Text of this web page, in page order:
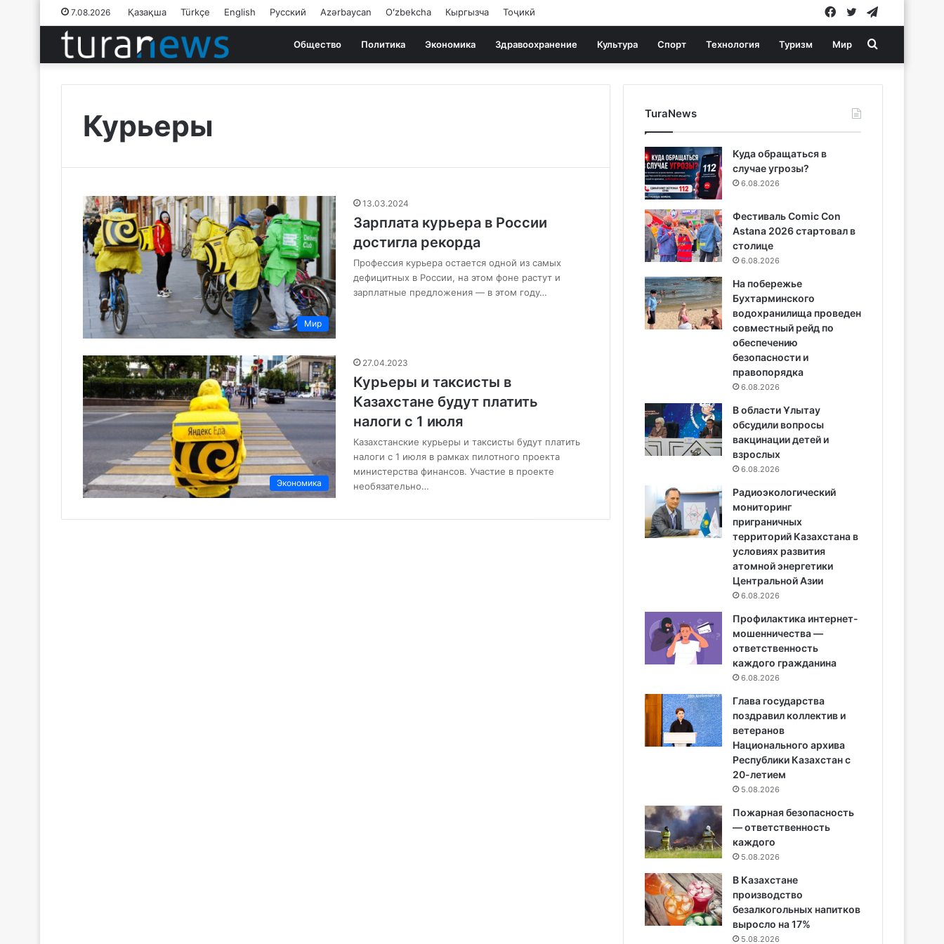
7.08.2026 Қазақша Türkçe English Русский Azərbaycan Oʻzbekcha Кыргызча Тоҷикӣ Twitter
Facebook
Общество Политика Экономика Здравоохранение Культура Спорт Технология Туризм Мир Search
for
Курьеры
Мир
13.03.2024
Зарплата курьера в России
достигла рекорда
Профессия курьера остается одной из самых
дефицитных в России, на этом фоне растут и
зарплатные предложения — в этом году…
Экономика
27.04.2023
Курьеры и таксисты в
Казахстане будут платить
налоги с 1 июля
Казахстанские курьеры и таксисты будут платить
налоги с 1 июля в рамках пилотного проекта
министерства финансов. Участие в проекте
необязательно…
TuraNews
Куда обращаться в
случае угрозы?
6.08.2026
Фестиваль Comic Con
Astana 2026 стартовал в
столице
6.08.2026
На побережье
Бухтарминского
водохранилища проведен
совместный рейд по
обеспечению
безопасности и
правопорядка
6.08.2026
В области Ұлытау
обсудили вопросы
вакцинации детей и
взрослых
6.08.2026
Радиоэкологический
мониторинг
приграничных
территорий Казахстана в
условиях развития
атомной энергетики
Центральной Азии
6.08.2026
Профилактика интернет-
мошенничества —
ответственность
каждого гражданина
6.08.2026
Глава государства
поздравил коллектив и
ветеранов
Национального архива
Республики Казахстан с
20-летием
5.08.2026
Пожарная безопасность
— ответственность
каждого
5.08.2026
В Казахстане
производство
безалкогольных напитков
выросло на 17%
5.08.2026